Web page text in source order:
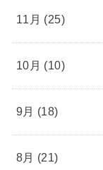
11月 (25)
10月 (10)
9月 (18)
8月 (21)